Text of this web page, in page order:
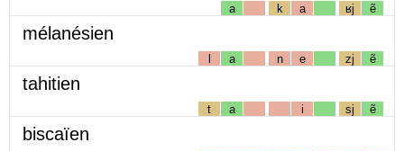
a k a ʁj ẽ
mélanésien
l a n e zj ẽ
tahitien
t a i sj ẽ
biscaïen